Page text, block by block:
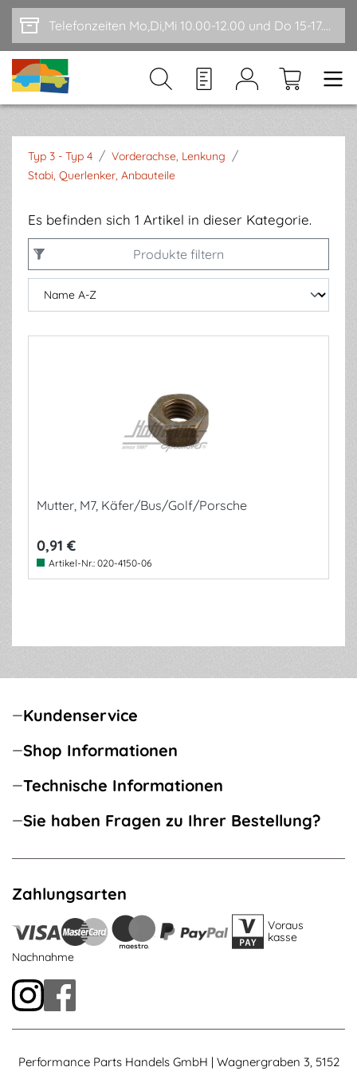
Zum Hauptinhalt springen Telefonzeiten Mo,Di,Mi 10.00-12.00 und Do 15-17.00
Typ 3 - Typ 4 / Vorderachse, Lenkung /
Stabi, Querlenker, Anbauteile
Es befinden sich 1 Artikel in dieser Kategorie.
Produkte filtern
Mutter, M7, Käfer/Bus/Golf/Porsche
0,91 €
Artikel-Nr.: 020-4150-06
Kundenservice
Shop Informationen
Technische Informationen
Sie haben Fragen zu Ihrer Bestellung?
Zahlungsarten
Voraus
kasse
Nachnahme
Performance Parts Handels GmbH | Wagnergraben 3, 5152